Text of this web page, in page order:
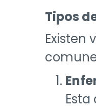
Tipos
Existen